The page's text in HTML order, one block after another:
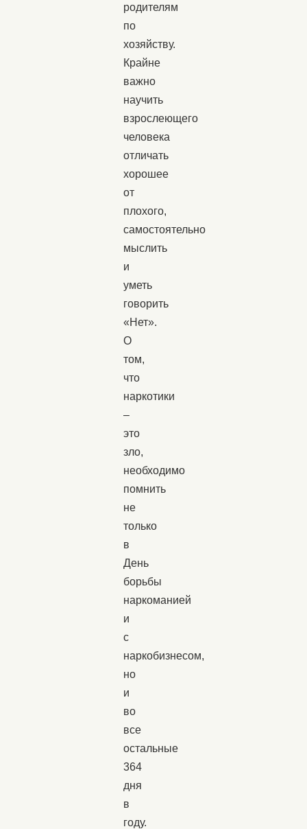
родителям
по
хозяйству.
Крайне
важно
научить
взрослеющего
человека
отличать
хорошее
от
плохого,
самостоятельно
мыслить
и
уметь
говорить
«Нет».
О
том,
что
наркотики
–
это
зло,
необходимо
помнить
не
только
в
День
борьбы
наркоманией
и
с
наркобизнесом,
но
и
во
все
остальные
364
дня
в
году.